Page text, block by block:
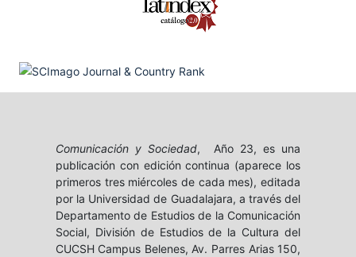
Comunicación y Sociedad, Año 23, es una
publicación con edición continua (aparece los
primeros tres miércoles de cada mes), editada
por la Universidad de Guadalajara, a través del
Departamento de Estudios de la Comunicación
Social, División de Estudios de la Cultura del
CUCSH Campus Belenes, Av. Parres Arias 150,